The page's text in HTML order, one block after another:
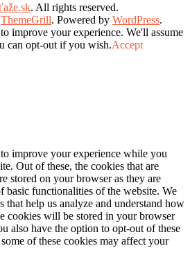
. All rights reserved.
ThemeGrill. Powered by WordPress.
improve your experience. We'll assume
can opt-out if you wish.Accept
improve your experience while you
Out of these, the cookies that are
stored on your browser as they are
basic functionalities of the website. We
that help us analyze and understand how
cookies will be stored in your browser
also have the option to opt-out of these
of these cookies may affect your